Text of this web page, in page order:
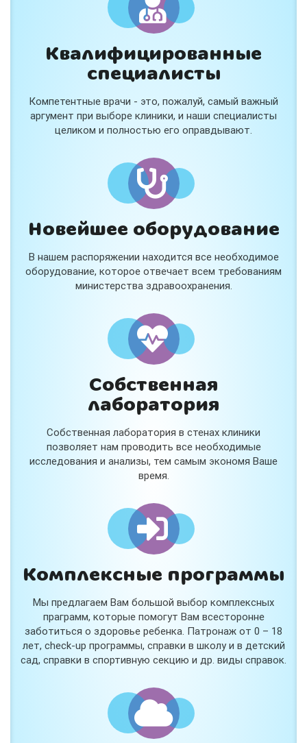
Квалифицированные
специалисты
Компетентные врачи - это, пожалуй, самый важный
аргумент при выборе клиники, и наши специалисты
целиком и полностью его оправдывают.
Новейшее оборудование
В нашем распоряжении находится все необходимое
оборудование, которое отвечает всем требованиям
министерства здравоохранения.
Собственная
лаборатория
Собственная лаборатория в стенах клиники
позволяет нам проводить все необходимые
исследования и анализы, тем самым экономя Ваше
время.
Комплексные программы
Мы предлагаем Вам большой выбор комплексных
праграмм, которые помогут Вам всесторонне
заботиться о здоровье ребенка. Патронаж от 0 – 18
лет, check-up программы, справки в школу и в детский
сад, справки в спортивную секцию и др. виды справок.
Консультация ортопеда +
тейпирование за 1 приём
Вас или вашего ребёнка беспокоят:
- боли в спине, шее, коленях или ногах?
- дискомфорт после спорта и нагрузок?
В «Медлэнд» принимает известный ортопед-
травматолог Шехмаметьев Али Зарефуллович
В прием входит:
✔️ Осмотр и консультация врача
✔️ Рекомендации по вашей ситуации
✔️Тейпирование
спортсменам и беременным женщинам.
Специальная цена — 3000 ₽.
и расскажем подробнее!
Нет, спасибо
Я согласен на обработкуперсональных данных
Работает наСтримвуд